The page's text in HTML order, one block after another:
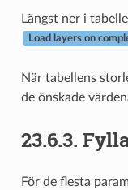
Längst ner i
Load layers on
När tabellens
de önskade
23.6.3.
För de flesta